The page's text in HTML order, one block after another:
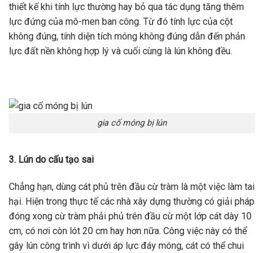
thiết kế khi tính lực thường hay bỏ qua tác dụng tăng thêm
lực đứng của mô-men ban công. Từ đó tính lực của cột
không đúng, tính diện tích móng không đúng dẫn đến phản
lực đất nền không hợp lý và cuối cùng là lún không đều.
gia cố móng bị lún
3. Lún do cấu tạo sai
Chẳng hạn, dùng cát phủ trên đầu cừ tràm là một việc làm tai
hại. Hiện trong thực tế các nhà xây dựng thường có giải pháp
đóng xong cừ tràm phải phủ trên đầu cừ một lớp cát dày 10
cm, có nơi còn lót 20 cm hay hơn nữa. Công việc này có thể
gây lún công trình vì dưới áp lực đáy móng, cát có thể chui